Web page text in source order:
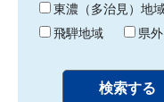
東濃（多治見）地
飛騨地域
県外